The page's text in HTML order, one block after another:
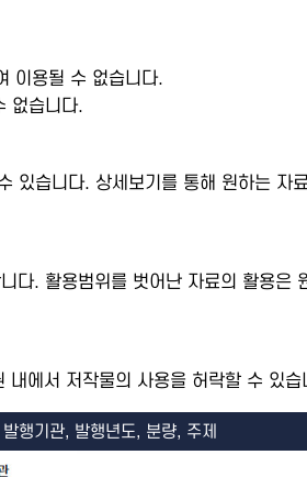
이용될 수 없습니다.
없습니다.
습니다. 상세보기를 통해 원하는 자
다. 활용범위를 벗어난 자료의 활용은
에서 저작물의 사용을 허락할 수 있습
발행기관, 발행년도, 분량, 주제